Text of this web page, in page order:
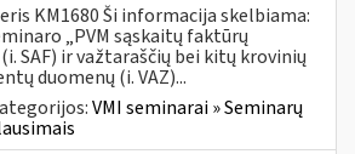
KM1680 Ši informacija skelbiama:
„PVM sąskaitų faktūrų
SAF) ir važtaraščių bei kitų krovinių
duomenų (i. VAZ)...
VMI seminarai » Seminarų